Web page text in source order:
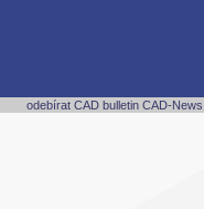
odebírat CAD bulletin CAD-News